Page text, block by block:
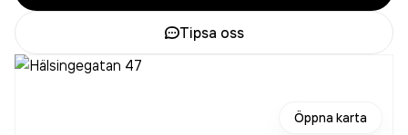
Tipsa oss
Öppna karta